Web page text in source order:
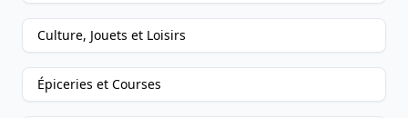
Culture, Jouets et Loisirs
Épiceries et Courses